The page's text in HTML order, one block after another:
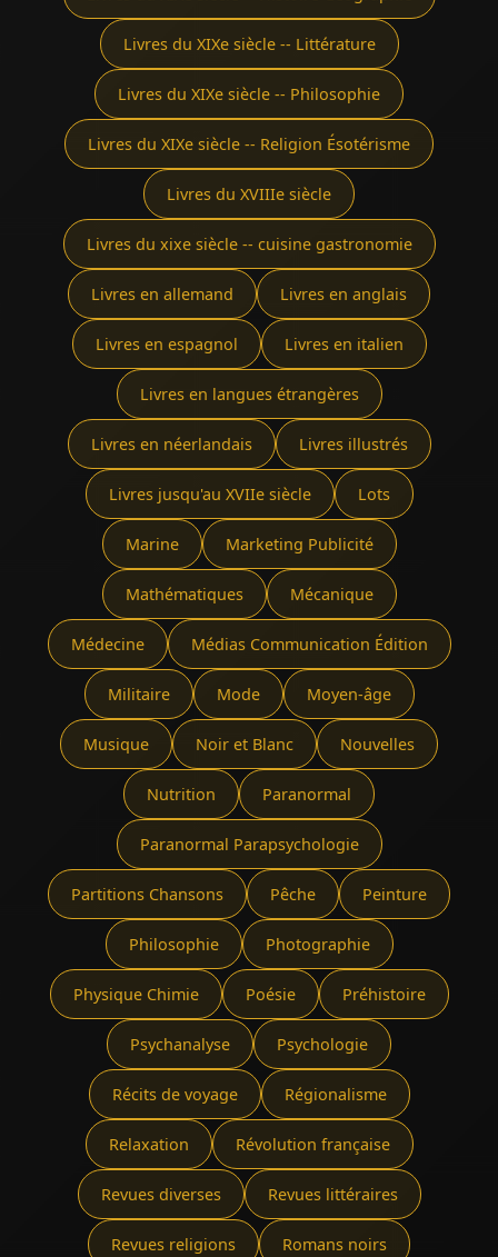
Livres du XIXe siècle -- Littérature
Livres du XIXe siècle -- Philosophie
Livres du XIXe siècle -- Religion Ésotérisme
Livres du XVIIIe siècle
Livres du xixe siècle -- cuisine gastronomie
Livres en allemand Livres en anglais
Livres en espagnol Livres en italien
Livres en langues étrangères
Livres en néerlandais Livres illustrés
Livres jusqu'au XVIIe siècle Lots
Marine Marketing Publicité
Mathématiques Mécanique
Médecine Médias Communication Édition
Militaire Mode Moyen-âge
Musique Noir et Blanc Nouvelles
Nutrition Paranormal
Paranormal Parapsychologie
Partitions Chansons Pêche Peinture
Philosophie Photographie
Physique Chimie Poésie Préhistoire
Psychanalyse Psychologie
Récits de voyage Régionalisme
Relaxation Révolution française
Revues diverses Revues littéraires
Revues religions Romans noirs